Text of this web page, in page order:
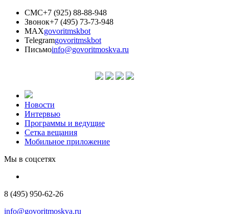
СМС+7 (925) 88-88-948
Звонок+7 (495) 73-73-948
MAXgovoritmskbot
Telegramgovoritmskbot
Письмоinfo@govoritmoskva.ru
Новости
Интервью
Программы и ведущие
Сетка вещания
Мобильное приложение
Мы в соцсетях
8 (495) 950-62-26
info@govoritmoskva.ru